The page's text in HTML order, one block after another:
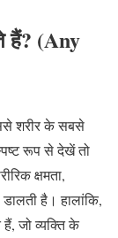
हैं? (Any
शरीर के सबसे
रूप से देखें तो
क्षमता,
है। हालांकि,
जो व्यक्ति के